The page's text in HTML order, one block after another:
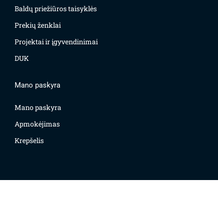
Baldų priežiūros taisyklės
Prekių ženklai
Projektai ir įgyvendinimai
DUK
Mano paskyra
Mano paskyra
Apmokėjimas
Krepšelis